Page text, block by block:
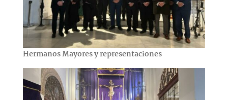
Hermanos Mayores y representaciones